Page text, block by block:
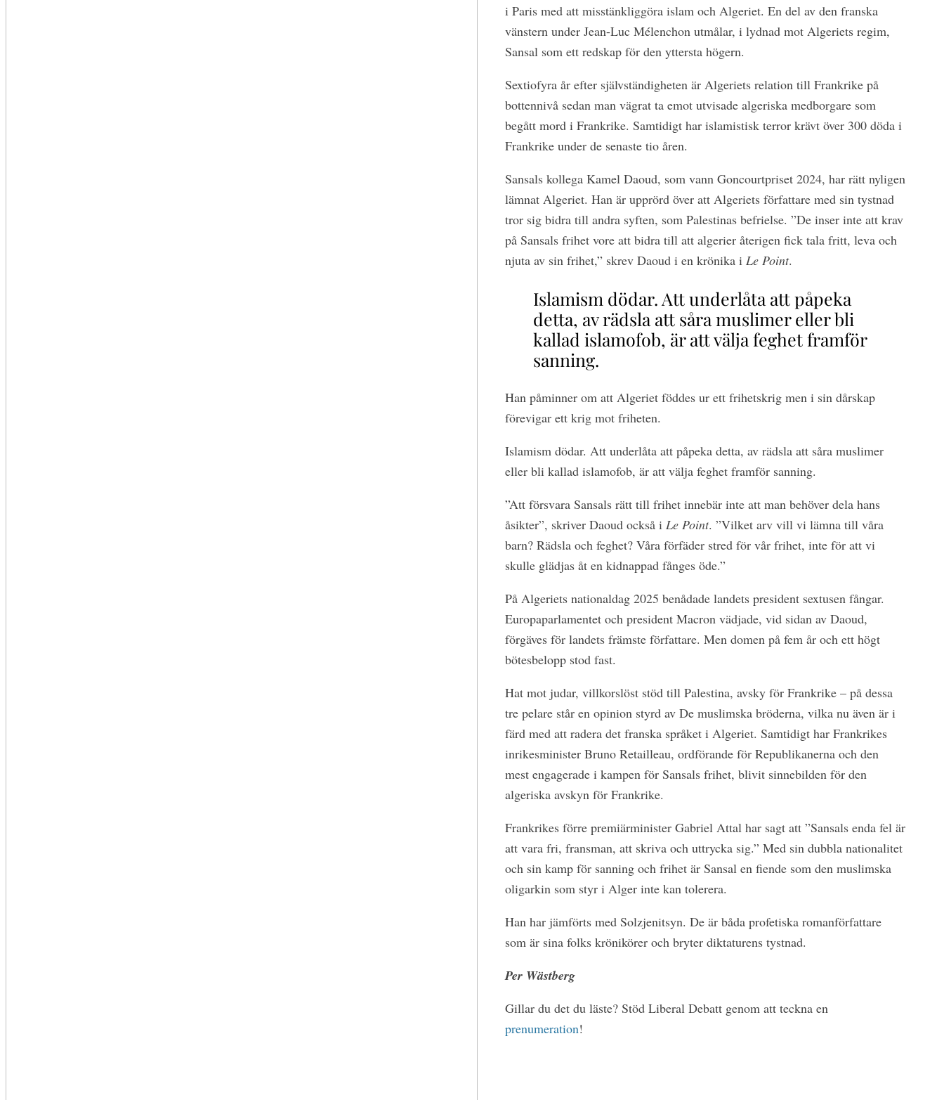
i Paris med att misstänkliggöra islam och Algeriet. En del av den franska
vänstern under Jean-Luc Mélenchon utmålar, i lydnad mot Algeriets regim,
Sansal som ett redskap för den yttersta högern.
Sextiofyra år efter självständigheten är Algeriets relation till Frankrike på
bottennivå sedan man vägrat ta emot utvisade algeriska medborgare som
begått mord i Frankrike. Samtidigt har islamistisk terror krävt över 300 döda i
Frankrike under de senaste tio åren.
Sansals kollega Kamel Daoud, som vann Goncourtpriset 2024, har rätt nyligen
lämnat Algeriet. Han är upprörd över att Algeriets författare med sin tystnad
tror sig bidra till andra syften, som Palestinas befrielse. ”De inser inte att krav
på Sansals frihet vore att bidra till att algerier återigen fick tala fritt, leva och
njuta av sin frihet,” skrev Daoud i en krönika i Le Point.
Islamism dödar. Att underlåta att påpeka
detta, av rädsla att såra muslimer eller bli
kallad islamofob, är att välja feghet framför
sanning.
Han påminner om att Algeriet föddes ur ett frihetskrig men i sin dårskap
förevigar ett krig mot friheten.
Islamism dödar. Att underlåta att påpeka detta, av rädsla att såra muslimer
eller bli kallad islamofob, är att välja feghet framför sanning.
”Att försvara Sansals rätt till frihet innebär inte att man behöver dela hans
åsikter”, skriver Daoud också i Le Point. ”Vilket arv vill vi lämna till våra
barn? Rädsla och feghet? Våra förfäder stred för vår frihet, inte för att vi
skulle glädjas åt en kidnappad fånges öde.”
På Algeriets nationaldag 2025 benådade landets president sextusen fångar.
Europaparlamentet och president Macron vädjade, vid sidan av Daoud,
förgäves för landets främste författare. Men domen på fem år och ett högt
bötesbelopp stod fast.
Hat mot judar, villkorslöst stöd till Palestina, avsky för Frankrike – på dessa
tre pelare står en opinion styrd av De muslimska bröderna, vilka nu även är i
färd med att radera det franska språket i Algeriet. Samtidigt har Frankrikes
inrikesminister Bruno Retailleau, ordförande för Republikanerna och den
mest engagerade i kampen för Sansals frihet, blivit sinnebilden för den
algeriska avskyn för Frankrike.
Frankrikes förre premiärminister Gabriel Attal har sagt att ”Sansals enda fel är
att vara fri, fransman, att skriva och uttrycka sig.” Med sin dubbla nationalitet
och sin kamp för sanning och frihet är Sansal en fiende som den muslimska
oligarkin som styr i Alger inte kan tolerera.
Han har jämförts med Solzjenitsyn. De är båda profetiska romanförfattare
som är sina folks krönikörer och bryter diktaturens tystnad.
Per Wästberg
Gillar du det du läste? Stöd Liberal Debatt genom att teckna en
prenumeration!